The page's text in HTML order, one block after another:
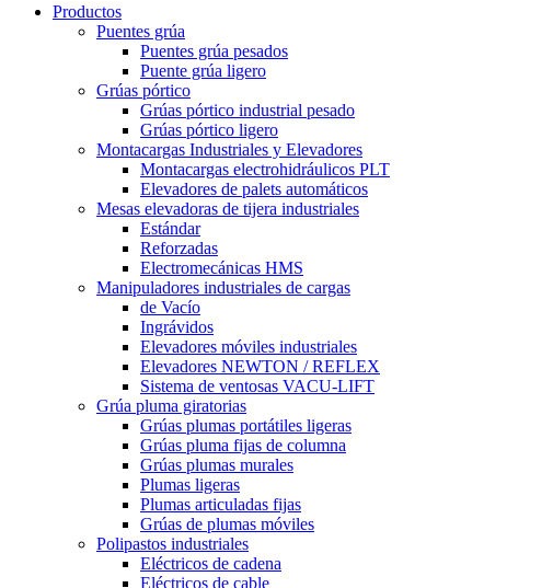
Productos
Puentes grúa
Puentes grúa pesados
Puente grúa ligero
Grúas pórtico
Grúas pórtico industrial pesado
Grúas pórtico ligero
Montacargas Industriales y Elevadores
Montacargas electrohidráulicos PLT
Elevadores de palets automáticos
Mesas elevadoras de tijera industriales
Estándar
Reforzadas
Electromecánicas HMS
Manipuladores industriales de cargas
de Vacío
Ingrávidos
Elevadores móviles industriales
Elevadores NEWTON / REFLEX
Sistema de ventosas VACU-LIFT
Grúa pluma giratorias
Grúas plumas portátiles ligeras
Grúas pluma fijas de columna
Grúas plumas murales
Plumas ligeras
Plumas articuladas fijas
Grúas de plumas móviles
Polipastos industriales
Eléctricos de cadena
Eléctricos de cable